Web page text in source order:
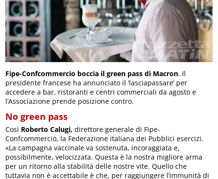
Fipe-Confcommercio boccia il green pass di Macron. Il
presidente francese ha annunciato il ‘lasciapassare’ per
accedere a bar, ristoranti e centri commerciali da agosto e
l’Associazione prende posizione contro.
No green pass
Così Roberto Calugi, direttore generale di Fipe-
Confcommercio, la Federazione italiana dei Pubblici esercizi.
«La campagna vaccinale va sostenuta, incoraggiata e,
possibilmente, velocizzata. Questa è la nostra migliore arma
per un ritorno alla stabilità delle nostre vite. Quello che
tuttavia non è accettabile è che, per raggiungere l’immunità di